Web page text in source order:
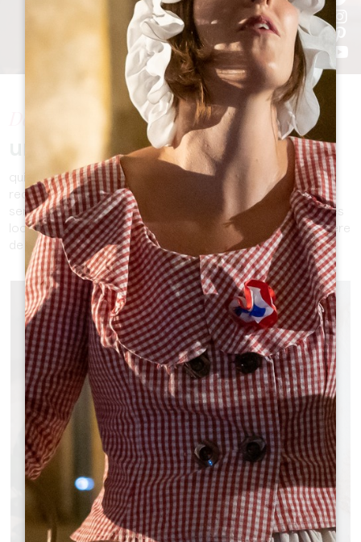
une gamme de possibilités
qui répondront à tous vos besoins, que vous soyez à la
recherche de souvenirs, de cadeaux uniques, ou de
services essentiels. Des créations artisanales aux marchés
locaux, vous trouverez ici toute l'authenticité et le caractère
de notre destination.